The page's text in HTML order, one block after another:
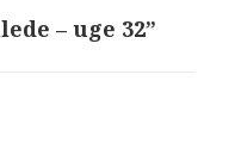
– uge 32”